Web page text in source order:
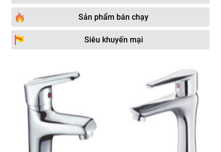
Vòi rửa lavabo Kohler Vòi rửa lavabo Kagol
Vòi rửa lavabo ECOFA Vòi rửa lavabo màu đen
Vòi rửa lavabo GROHE Vòi rửa lavabo DK
Vòi rửa lavabo JOMOO Vòi rửa lavabo TOPY
Vòi rửa lavabo Yadanli Vòi rửa lavabo trẻ em
Vòi rửa lavabo Royal TOTO Vòi rửa lavabo Foxis
Vòi rửa lavabo Daelim
Vòi lavabo chân đứng nghệ
Sản phẩm bán chạy
Siêu khuyến mại